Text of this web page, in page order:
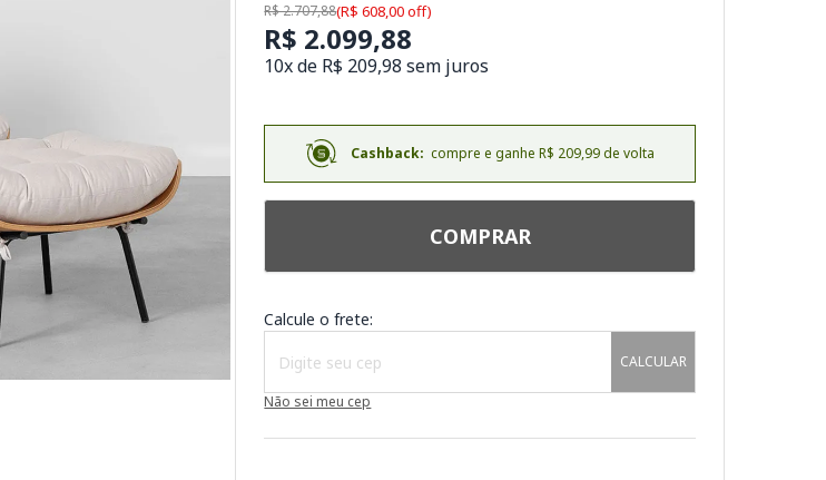
R$ 2.707,88(R$ 608,00 off)
R$ 2.099,88
10x de R$ 209,98 sem juros
Cashback: compre e ganhe R$ 209,99 de volta
COMPRAR
Calcule o frete:
CALCULAR
Não sei meu cep